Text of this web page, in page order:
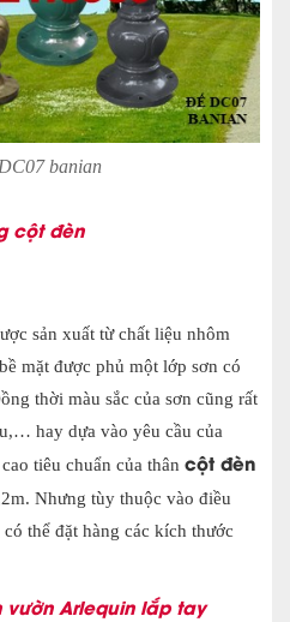
banian
cột đèn
sản xuất từ chất liệu nhôm
mặt được phủ một lớp sơn có
thời màu sắc của sơn cũng rất
hay dựa vào yêu cầu của
tiêu chuẩn của thân cột đèn
Nhưng tùy thuộc vào điều
thể đặt hàng các kích thước
vườn Arlequin lắp tay